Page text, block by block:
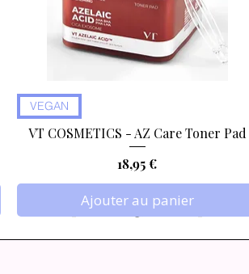
VEGAN
VT COSMETICS - AZ Care Toner Pad
Prix
18,95 €
Ajouter au panier